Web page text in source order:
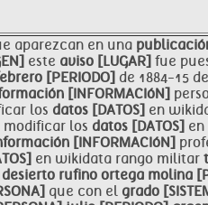
aparezcan en una
este aviso [LUGAR] fue
[PERIODO] de 1884-15 de
[INFORMACIóN]
los datos [DATOS] en
modificar los datos [DATOS]
[INFORMACIóN]
en wikidata rango militar
desierto rufino ortega molina
que con el grado